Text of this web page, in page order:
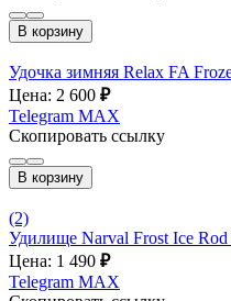
В корзину
Удочка зимняя Relax FA
Цена: 2 600 ₽
Telegram MAX
Скопировать ссылку
В корзину
(2)
Удилище Narval Frost Ice
Цена: 1 490 ₽
Telegram MAX